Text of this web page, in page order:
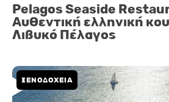
Pelagos Seaside
Αυθεντική ελληνική
Λιβυκό Πέλαγος
ΞΕΝΟΔΟΧΕΙΑ